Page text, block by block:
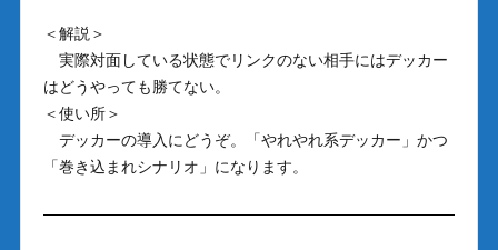
＜解説＞
実際対面している状態でリンクのない相手にはデッカー
はどうやっても勝てない。
＜使い所＞
デッカーの導入にどうぞ。「やれやれ系デッカー」かつ
「巻き込まれシナリオ」になります。